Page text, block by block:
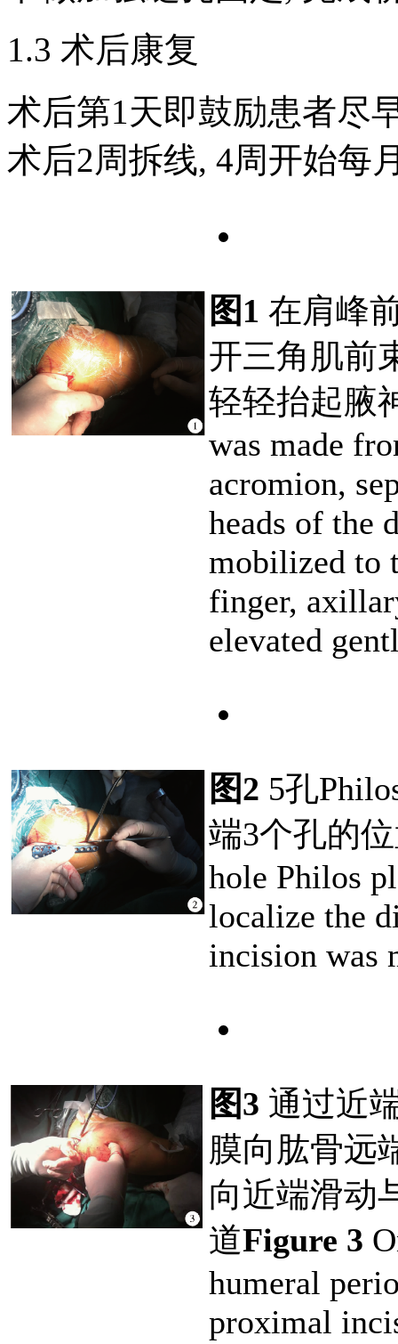
1.3 术后康复
术后第1天即鼓励患者尽
术后2周拆线, 4周开始每
图1 在肩峰
开三角肌前
轻轻抬起腋
was made
acromion,
heads of the
mobilized to
finger,
elevated
图2 5孔
端3个孔的
hole Philos
localize the
incision was
图3 通过近
膜向肱骨远
向近端滑动
道Figure 3
humeral
proximal